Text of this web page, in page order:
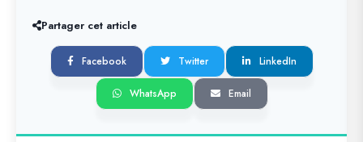
Partager cet article
Facebook Twitter LinkedIn
WhatsApp Email